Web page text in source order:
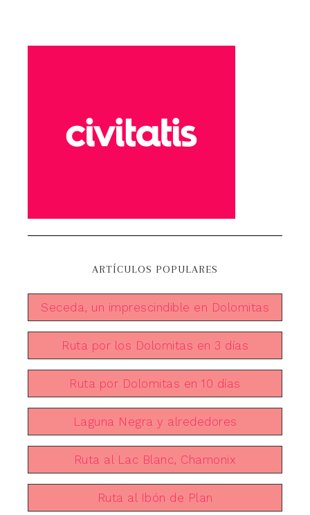
ARTÍCULOS POPULARES
Seceda, un imprescindible en Dolomitas
Ruta por los Dolomitas en 3 días
Ruta por Dolomitas en 10 días
Laguna Negra y alrededores
Ruta al Lac Blanc, Chamonix
Ruta al Ibón de Plan